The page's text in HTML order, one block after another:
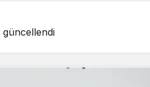
güncellendi